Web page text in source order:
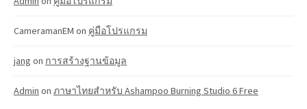
CameramanEM on คู่มือโปรแกรม
jang on การสร้างฐานข้อมูล
Admin on ภาษาไทยสำหรับ Ashampoo Burning Studio 6 Free